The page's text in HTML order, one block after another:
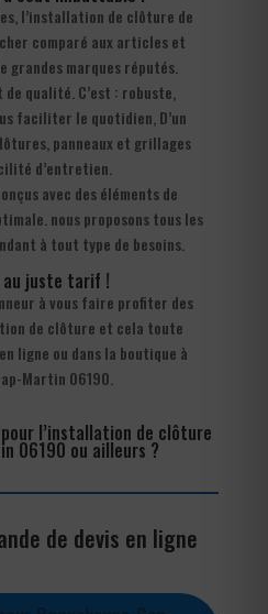
l’installation de clôture de
comparé aux articles et
marques réputés.
qualité. C’est : robuste,
faciliter le quotidien, D’un
panneaux et grillages
d’entretien.
avec des éléments de
nous proposons tous les
à tout type de besoins.
juste tarif !
à vous faire profiter des
de clôture et cela toute
ligne ou dans la boutique à
Martin 06190.
l’installation de clôture
06190 ou ailleurs ?
de devis en ligne